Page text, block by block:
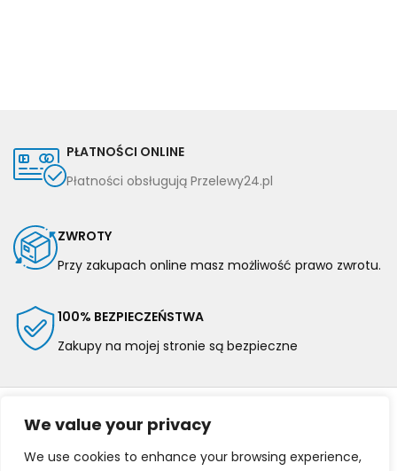
We value your privacy
We use cookies to enhance your browsing experience,
PŁATNOŚCI ONLINE
Płatności obsługują Przelewy24.pl
ZWROTY
Przy zakupach online masz możliwość prawo zwrotu.
100% BEZPIECZEŃSTWA
Zakupy na mojej stronie są bezpieczne